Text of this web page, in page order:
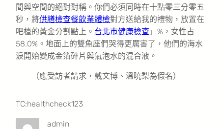
間與空間的絕對對稱。你們必須同時在十點零三分零五
秒，將供膳檢查餐飲業體檢對方送給我的禮物，放置在
吧檯的黃金分割點上。 台北巿健康檢查 」%，女性占
58.0%。地面上的雙魚座們哭得更厲害了，他們的海水
淚開始變成金箔碎片與氣泡水的混合液。
（應受訪者請求，戴文博、溫曉梨為假名）
TC:healthcheck123
admin